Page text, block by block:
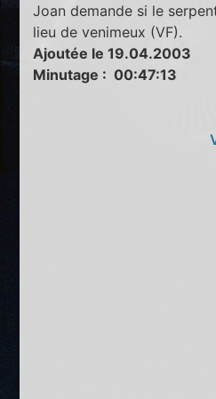
Joan demande si le
lieu de venimeux (VF).
Ajoutée le 19.04.2003
Minutage : 00:47:13